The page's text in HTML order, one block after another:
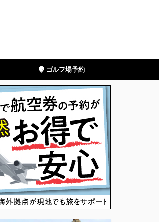
ゴルフ場予約